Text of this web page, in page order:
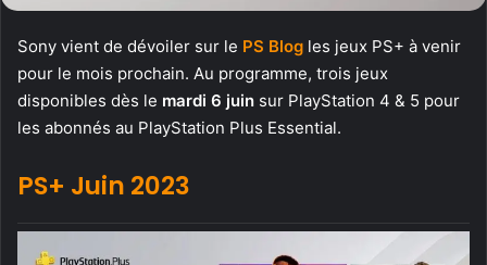
Sony vient de dévoiler sur le PS Blog les jeux PS+ à venir
pour le mois prochain. Au programme, trois jeux
disponibles dès le mardi 6 juin sur PlayStation 4 & 5 pour
les abonnés au PlayStation Plus Essential.
PS+ Juin 2023